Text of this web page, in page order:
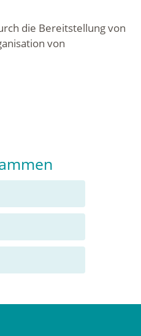
die Bereitstellung von
von